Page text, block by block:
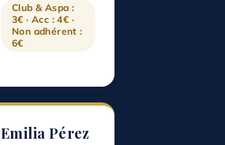
Club & Aspa :
3€ · Acc : 4€ ·
Non adhérent :
6€
Emilia Pérez